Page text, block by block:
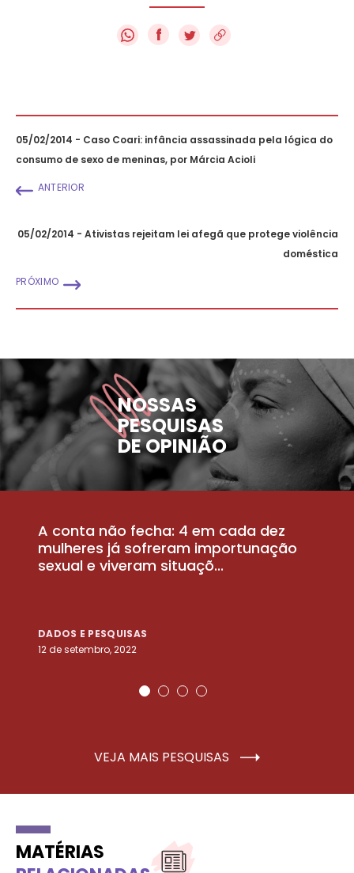
f
05/02/2014 - Caso Coari: infância assassinada pela lógica do
consumo de sexo de meninas, por Márcia Acioli
ANTERIOR
05/02/2014 - Ativistas rejeitam lei afegã que protege violência
doméstica
PRÓXIMO
NOSSAS
PESQUISAS
DE OPINIÃO
A conta não fecha: 4 em cada dez
mulheres já sofreram importunação
sexual e viveram situaçõ...
DADOS E PESQUISAS
12 de setembro, 2022
VEJA MAIS PESQUISAS
MATÉRIAS